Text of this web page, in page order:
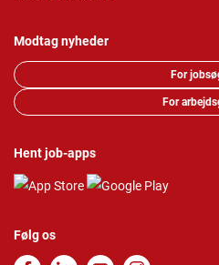
Modtag nyheder
For
For
Hent job-apps
Følg os